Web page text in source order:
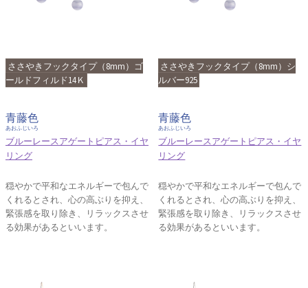
ささやきフックタイプ（8mm）ゴ
ールドフィルド14Ｋ
青藤色
あおふじいろ
ブルーレースアゲートピアス・イヤ
リング
穏やかで平和なエネルギーで包んで
くれるとされ、心の高ぶりを抑え、
緊張感を取り除き、リラックスさせ
る効果があるといいます。
ささやきフックタイプ（8mm）シ
ルバー925
青藤色
あおふじいろ
ブルーレースアゲートピアス・イヤ
リング
穏やかで平和なエネルギーで包んで
くれるとされ、心の高ぶりを抑え、
緊張感を取り除き、リラックスさせ
る効果があるといいます。